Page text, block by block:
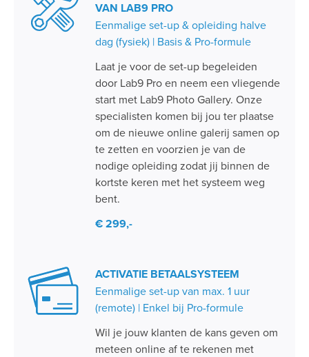
VAN LAB9 PRO
Eenmalige set-up & opleiding halve
dag (fysiek) | Basis & Pro-formule
Laat je voor de set-up begeleiden
door Lab9 Pro en neem een vliegende
start met Lab9 Photo Gallery. Onze
specialisten komen bij jou ter plaatse
om de nieuwe online galerij samen op
te zetten en voorzien je van de
nodige opleiding zodat jij binnen de
kortste keren met het systeem weg
bent.
€ 299,-
ACTIVATIE BETAALSYSTEEM
Eenmalige set-up van max. 1 uur
(remote) | Enkel bij Pro-formule
Wil je jouw klanten de kans geven om
meteen online af te rekenen met